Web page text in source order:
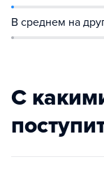
В среднем на
С